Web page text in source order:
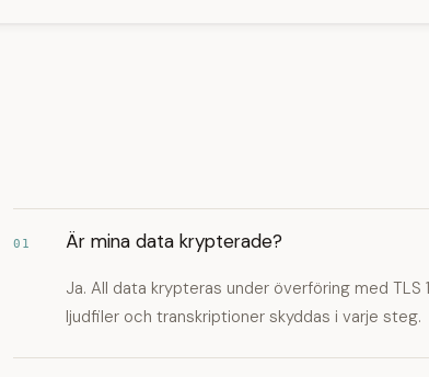
01 Är mina data krypterade?
Ja. All data krypteras under överföring med
ljudfiler och transkriptioner skyddas i varje steg.